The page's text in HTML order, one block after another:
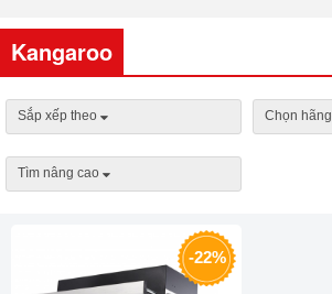
Kangaroo
Sắp xếp theo Chọn hãng
Tìm nâng cao
-22%